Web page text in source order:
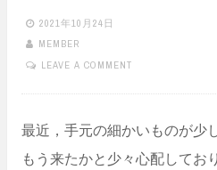
2021年10月24日
MEMBER
LEAVE A COMMENT
最近，手元の細かいものが少
もう来たかと少々心配してお